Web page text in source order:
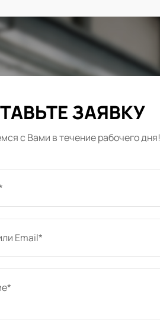
ЗАЯВКУ
с Вами в течение рабочего дня!